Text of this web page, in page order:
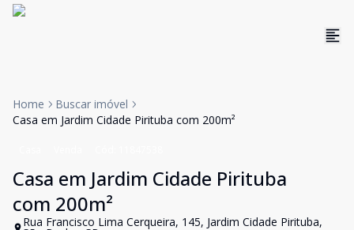
Home
Buscar imóvel
Casa em Jardim Cidade Pirituba com 200m²
Casa em Jardim Cidade Pirituba
com 200m²
Rua Francisco Lima Cerqueira, 145, Jardim Cidade Pirituba,